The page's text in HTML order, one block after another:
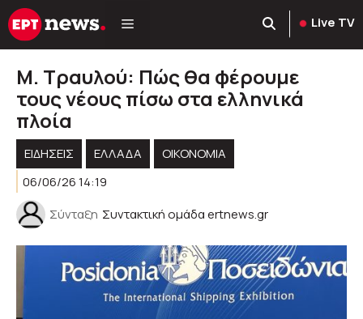
Μετάβαση
σε
Live TV
Μ. Τραυλού: Πώς θα φέρουμε
τους νέους πίσω στα ελληνικά
πλοία
ΕΙΔΗΣΕΙΣ ΕΛΛΑΔΑ
ΟΙΚΟΝΟΜΙΑ
06/06/26 14:19
Σύνταξη Συντακτική ομάδα ertnews.gr